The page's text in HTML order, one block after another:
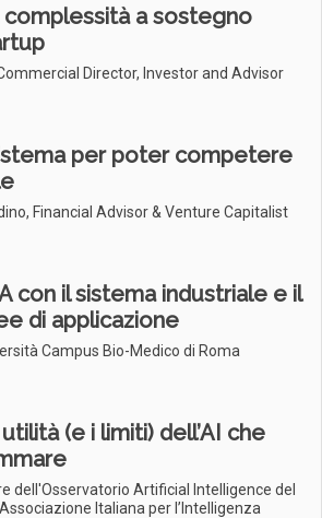
a sostegno
Director, Investor and Advisor
per poter competere
Financial Advisor & Venture Capitalist
con il sistema industriale e il
di applicazione
Campus Bio-Medico di Roma
(e i limiti) dell’AI che
dell'Osservatorio Artificial Intelligence del
Italiana per l’Intelligenza